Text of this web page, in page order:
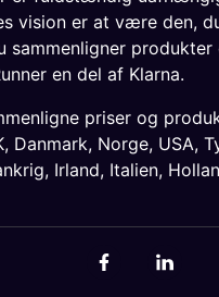
vision er at være den,
sammenligner
en del af Klarna.
priser og
, Danmark, Norge, USA,
, Irland, Italien,